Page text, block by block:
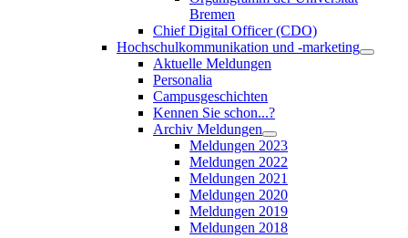
Bremen
Chief Digital Officer (CDO)
Hochschulkommunikation und -marketing
Aktuelle Meldungen
Personalia
Campusgeschichten
Kennen Sie schon...?
Archiv Meldungen
Meldungen 2023
Meldungen 2022
Meldungen 2021
Meldungen 2020
Meldungen 2019
Meldungen 2018